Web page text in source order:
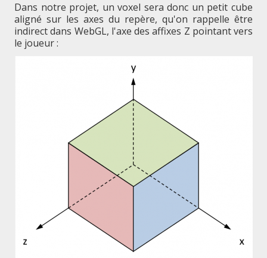
Dans notre projet, un voxel sera donc un petit cube
aligné sur les axes du repère, qu'on rappelle être
indirect dans WebGL, l'axe des affixes Z pointant vers
le joueur :